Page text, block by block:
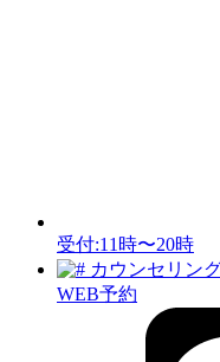
受付:11時〜20時
カウンセリン
WEB予約